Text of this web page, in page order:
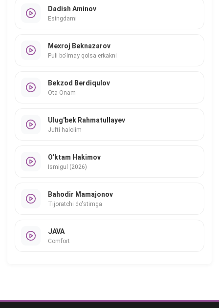
Dadish Aminov
Esingdami
Mexroj Beknazarov
Puli bo'lmay qolsa erkakni
Bekzod Berdiqulov
Ota-Onam
Ulug'bek Rahmatullayev
Jufti halolim
O'ktam Hakimov
Ismigul (2026)
Bahodir Mamajonov
Tijoratchi do'stimga
JAVA
Comfort